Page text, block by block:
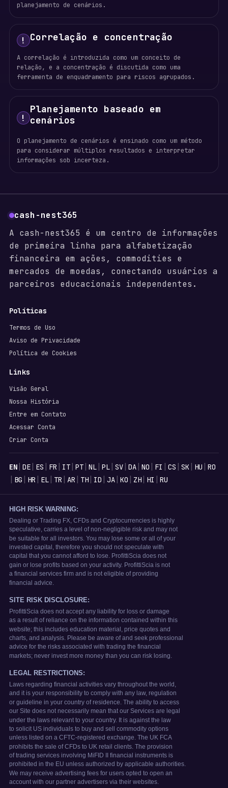
planejamento de cenários.
! Correlação e concentração
A correlação é introduzida como um conceito de
relação, e a concentração é discutida como uma
ferramenta de enquadramento para riscos agrupados.
!
Planejamento baseado em
cenários
O planejamento de cenários é ensinado como um método
para considerar múltiplos resultados e interpretar
informações sob incerteza.
cash-nest365
A cash-nest365 é um centro de informações
de primeira linha para alfabetização
financeira em ações, commodities e
mercados de moedas, conectando usuários a
parceiros educacionais independentes.
Políticas
Termos de Uso
Aviso de Privacidade
Política de Cookies
Links
Visão Geral
Nossa História
Entre em Contato
Acessar Conta
Criar Conta
Idiomas
EN| DE| ES FR IT| PT| NL| PL| SV| DA| NO FI CS SK| HU RO
BG HR EL| TR AR TH| ID JA| KO ZH| HI RU